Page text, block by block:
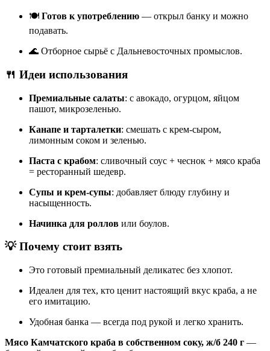
🍽 Готов к употреблению — открыл банку и можно
подавать.
🌊 Отборное сырьё с Дальневосточных промыслов.
🍴 Идеи использования
Премиальные салаты: с авокадо, огурцом, яйцом
пашот, микрозеленью.
Канапе и тарталетки: смешать с крем-сыром,
лимонным соком и зеленью.
Паста с крабом: сливочный соус + чеснок + мясо краба
= ресторанный шедевр.
Супы и крем-супы: добавляет блюду глубину и
насыщенность.
Начинка для роллов или боулов.
💡 Почему стоит взять
Это готовый премиальный деликатес без хлопот.
Идеален для тех, кто ценит настоящий вкус краба, а не
его имитацию.
Удобная банка — всегда под рукой и легко хранить.
Мясо Камчатского краба в собственном соку, ж/б 240 г —